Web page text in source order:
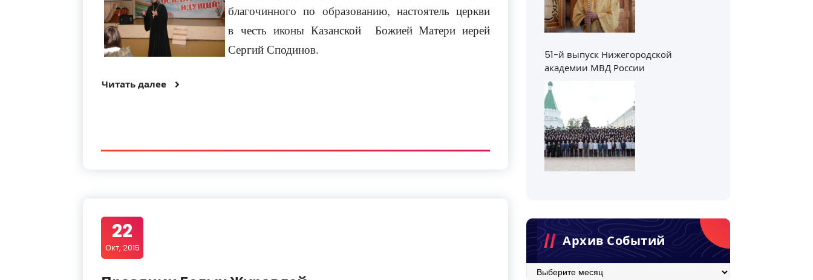
благочинного по образованию, настоятель церкви
в честь иконы Казанской Божией Матери иерей
Сергий Сподинов.
Читать далее
22
Окт, 2015
51-й выпуск Нижегородской
академии МВД России
Архив Событий
Архив